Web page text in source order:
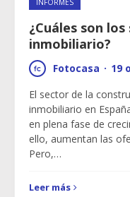
INFORMES
¿Cuáles son
inmobiliario?
Fotocasa · 19
El sector de la
inmobiliario en
en plena fase de
ello, aumentan las
Pero,…
Leer más